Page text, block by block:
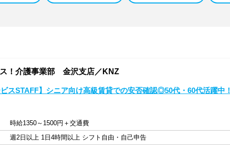
！介護事業部 金沢支店／KNZ
ビスSTAFF】シニア向け高級賃貸での安否確認◎50代・60代活躍中！
時給1350～1500円＋交通費
週2日以上 1日4時間以上 シフト自由・自己申告